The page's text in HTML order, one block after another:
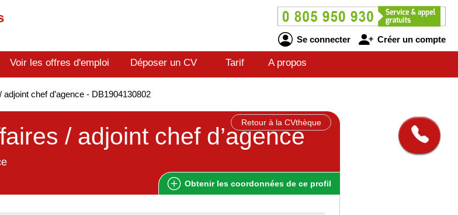
Se connecter Créer un compte
Voir les offres d'emploi Déposer un CV Tarif A propos
adjoint chef d’agence - DB1904130802
Retour à la CVthèque
/ adjoint chef d’agence
Obtenir les coordonnées de ce profil